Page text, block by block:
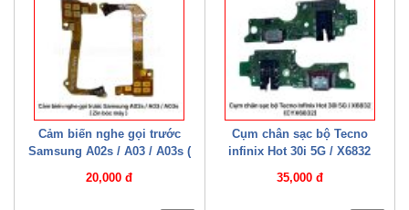
Cảm biến nghe gọi trước
Samsung A02s / A03 / A03s (
20,000 đ
Cụm chân sạc bộ Tecno
infinix Hot 30i 5G / X6832
35,000 đ